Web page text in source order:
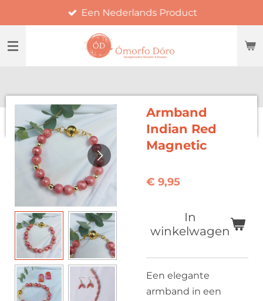
naar
Een Nederlands Product
Armband
Indian Red
Magnetic
€ 9,95
In
winkelwagen
Een elegante
armband in een